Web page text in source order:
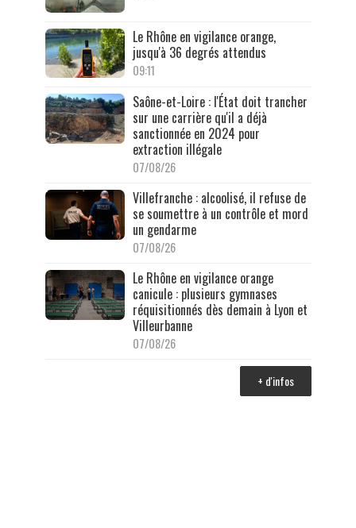
Le Rhône en vigilance orange,
jusqu'à 36 degrés attendus
09:11
Saône-et-Loire : l'État doit trancher
sur une carrière qu'il a déjà
sanctionnée en 2024 pour
extraction illégale
07/08/26
Villefranche : alcoolisé, il refuse de
se soumettre à un contrôle et mord
un gendarme
07/08/26
Le Rhône en vigilance orange
canicule : plusieurs gymnases
réquisitionnés dès demain à Lyon et
Villeurbanne
07/08/26
+ d'infos